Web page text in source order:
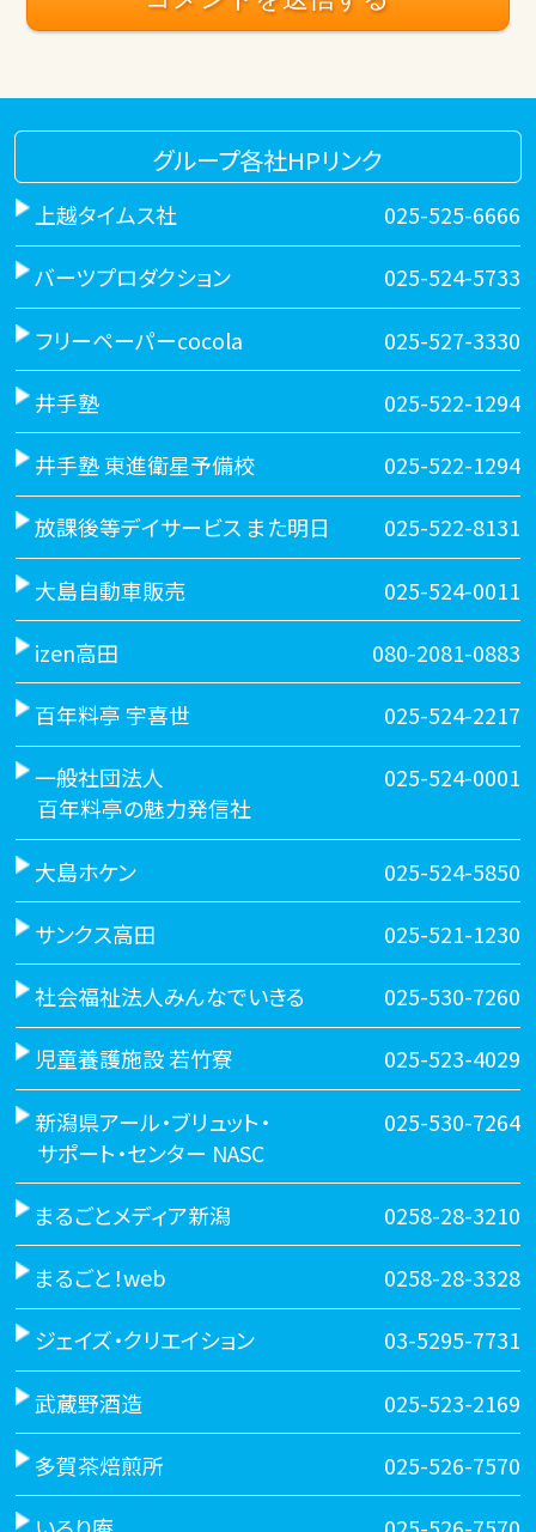
グループ各社HPリンク
上越タイムス社 025-525-6666
バーツプロダクション 025-524-5733
フリーペーパーcocola 025-527-3330
井手塾 025-522-1294
井手塾 東進衛星予備校 025-522-1294
放課後等デイサービス また明日 025-522-8131
大島自動車販売 025-524-0011
izen高田 080-2081-0883
百年料亭 宇喜世 025-524-2217
一般社団法人
百年料亭の魅力発信社
025-524-0001
大島ホケン 025-524-5850
サンクス高田 025-521-1230
社会福祉法人みんなでいきる 025-530-7260
児童養護施設 若竹寮 025-523-4029
新潟県アール・ブリュット・
サポート・センター NASC
025-530-7264
まるごとメディア新潟 0258-28-3210
まるごと！web 0258-28-3328
ジェイズ・クリエイション 03-5295-7731
武蔵野酒造 025-523-2169
多賀茶焙煎所 025-526-7570